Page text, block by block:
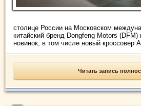
столице России на Московском
китайский бренд Dongfeng Motors (DFM)
новинок, в том числе новый кроссовер
Читать запись